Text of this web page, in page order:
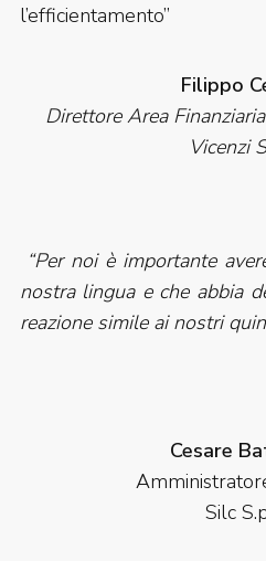
l’efficientamento”
Filippo
Direttore Area
Vicenzi
“Per noi è importante
nostra lingua e che abbia
reazione simile ai nostri
Cesare
Silc